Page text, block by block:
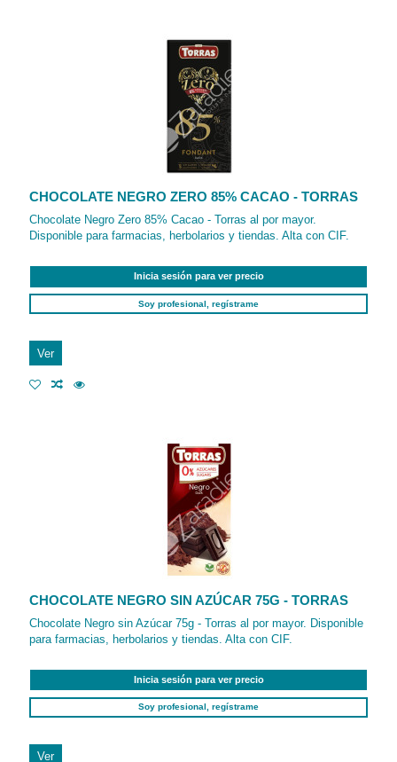
CHOCOLATE NEGRO ZERO 85% CACAO - TORRAS
Chocolate Negro Zero 85% Cacao - Torras al por mayor.
Disponible para farmacias, herbolarios y tiendas. Alta con CIF.
Inicia sesión para ver precio
Soy profesional, regístrame
Ver
CHOCOLATE NEGRO SIN AZÚCAR 75G - TORRAS
Chocolate Negro sin Azúcar 75g - Torras al por mayor. Disponible
para farmacias, herbolarios y tiendas. Alta con CIF.
Inicia sesión para ver precio
Soy profesional, regístrame
Ver